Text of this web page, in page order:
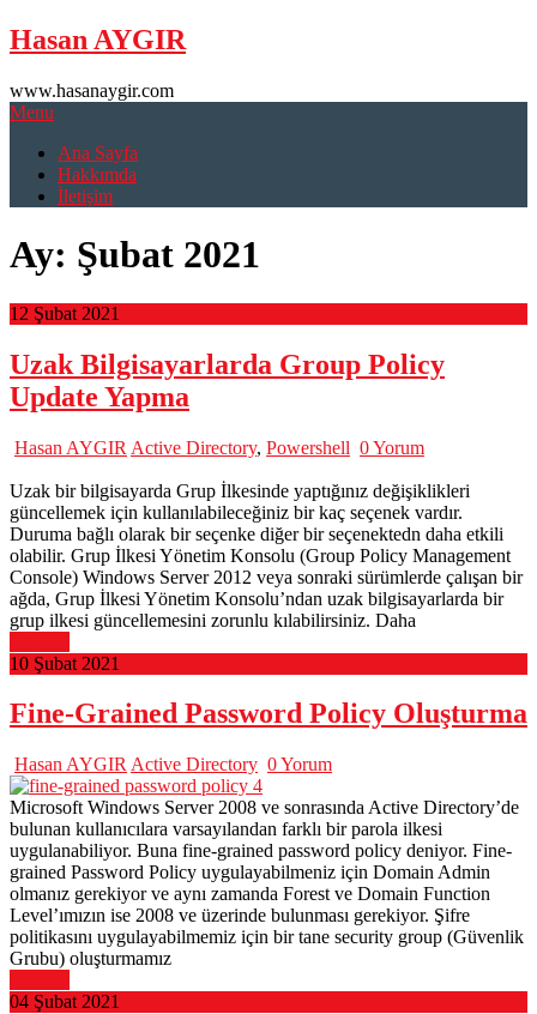
Skip
to
Hasan AYGIR
www.hasanaygir.com
Menu
Ana Sayfa
Hakkımda
İletişim
Ay: Şubat 2021
12 Şubat 2021
Uzak Bilgisayarlarda Group Policy
Update Yapma
Hasan AYGIR Active Directory, Powershell 0 Yorum
Uzak bir bilgisayarda Grup İlkesinde yaptığınız değişiklikleri
güncellemek için kullanılabileceğiniz bir kaç seçenek vardır.
Duruma bağlı olarak bir seçenke diğer bir seçenektedn daha etkili
olabilir. Grup İlkesi Yönetim Konsolu (Group Policy Management
Console) Windows Server 2012 veya sonraki sürümlerde çalışan bir
ağda, Grup İlkesi Yönetim Konsolu’ndan uzak bilgisayarlarda bir
grup ilkesi güncellemesini zorunlu kılabilirsiniz. Daha
10 Şubat 2021
Fine-Grained Password Policy Oluşturma
Hasan AYGIR Active Directory 0 Yorum
Microsoft Windows Server 2008 ve sonrasında Active Directory’de
bulunan kullanıcılara varsayılandan farklı bir parola ilkesi
uygulanabiliyor. Buna fine-grained password policy deniyor. Fine-
grained Password Policy uygulayabilmeniz için Domain Admin
olmanız gerekiyor ve aynı zamanda Forest ve Domain Function
Level’ımızın ise 2008 ve üzerinde bulunması gerekiyor. Şifre
politikasını uygulayabilmemiz için bir tane security group (Güvenlik
Grubu) oluşturmamız
04 Şubat 2021